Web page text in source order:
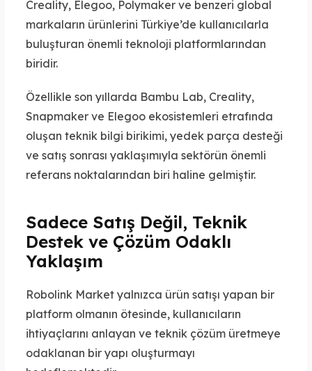
Creality, Elegoo, Polymaker ve benzeri global
markaların ürünlerini Türkiye’de kullanıcılarla
buluşturan önemli teknoloji platformlarından
biridir.
Özellikle son yıllarda Bambu Lab, Creality,
Snapmaker ve Elegoo ekosistemleri etrafında
oluşan teknik bilgi birikimi, yedek parça desteği
ve satış sonrası yaklaşımıyla sektörün önemli
referans noktalarından biri haline gelmiştir.
Sadece Satış Değil, Teknik
Destek ve Çözüm Odaklı
Yaklaşım
Robolink Market yalnızca ürün satışı yapan bir
platform olmanın ötesinde, kullanıcıların
ihtiyaçlarını anlayan ve teknik çözüm üretmeye
odaklanan bir yapı oluşturmayı